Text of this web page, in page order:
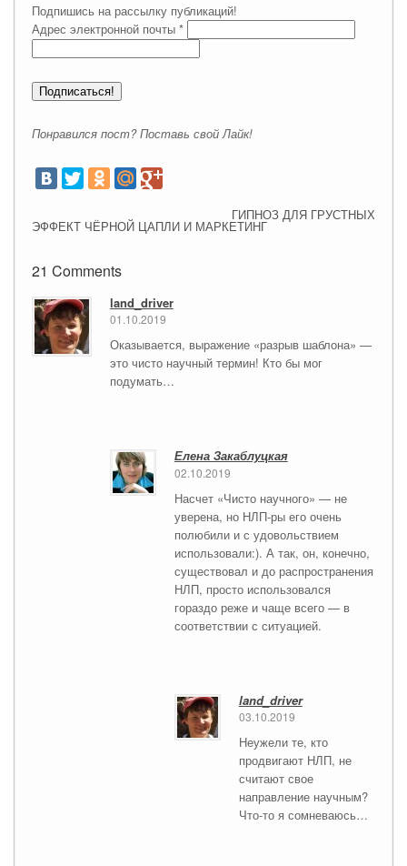
Подпишись на рассылку публикаций!
Адрес электронной почты *
Понравился пост? Поставь свой Лайк!
ГИПНОЗ ДЛЯ ГРУСТНЫХ
ЭФФЕКТ ЧЁРНОЙ ЦАПЛИ И МАРКЕТИНГ
21 Comments
land_driver
01.10.2019
Оказывается, выражение «разрыв шаблона» —
это чисто научный термин! Кто бы мог
подумать…
Елена Закаблуцкая
02.10.2019
Насчет «Чисто научного» — не
уверена, но НЛП-ры его очень
полюбили и с удовольствием
использовали:). А так, он, конечно,
существовал и до распространения
НЛП, просто использовался
гораздо реже и чаще всего — в
соответствии с ситуацией.
land_driver
03.10.2019
Неужели те, кто
продвигают НЛП, не
считают свое
направление научным?
Что-то я сомневаюсь…